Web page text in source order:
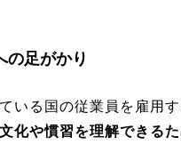
の足がかり
いる国の従業員を雇用す
化や慣習を理解できる